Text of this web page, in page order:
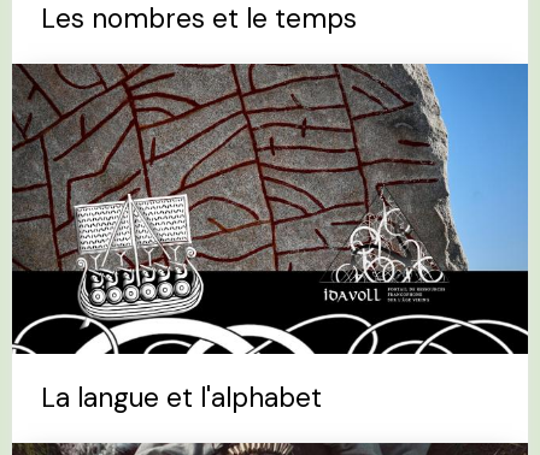
Les nombres et le temps
La langue et l'alphabet